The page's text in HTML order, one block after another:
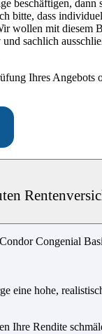
beschäftigen,
bitte, dass
wollen mit diesem
sachlich
Ihres Angebots
Congenial
eine hohe,
Ihre Rendite